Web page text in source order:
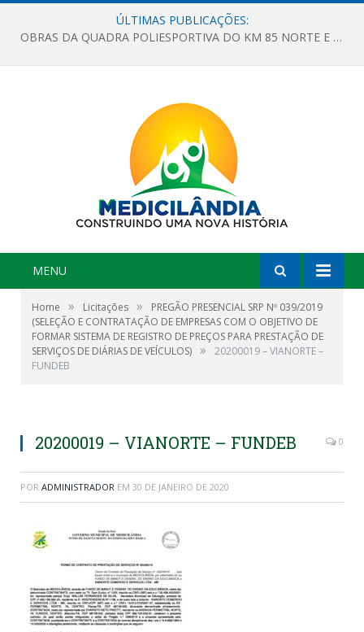
ÚLTIMAS PUBLICAÇÕES:
OBRAS DA QUADRA POLIESPORTIVA DO KM 85 NORTE E DA ESCOLA GASPAR VIANA AVANÇAM
MENU
Home » Licitações »
PREGÃO PRESENCIAL SRP Nº 039/2019
(SELEÇÃO E CONTRATAÇÃO DE EMPRESAS COM O OBJETIVO DE
FORMAR SISTEMA DE REGISTRO DE PREÇOS PARA PRESTAÇÃO DE
SERVIÇOS DE DIÁRIAS DE VEÍCULOS) »
20200019 – VIANORTE –
FUNDEB
20200019 – VIANORTE – FUNDEB 0
POR ADMINISTRADOR EM 30 DE JANEIRO DE 2020